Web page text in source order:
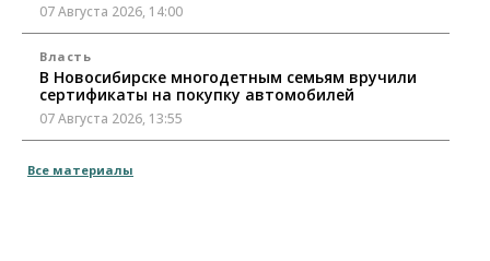
07 Августа 2026, 14:00
Власть
В Новосибирске многодетным семьям вручили
сертификаты на покупку автомобилей
07 Августа 2026, 13:55
Треть автовладельцев в Новосибирской области
Все материалы